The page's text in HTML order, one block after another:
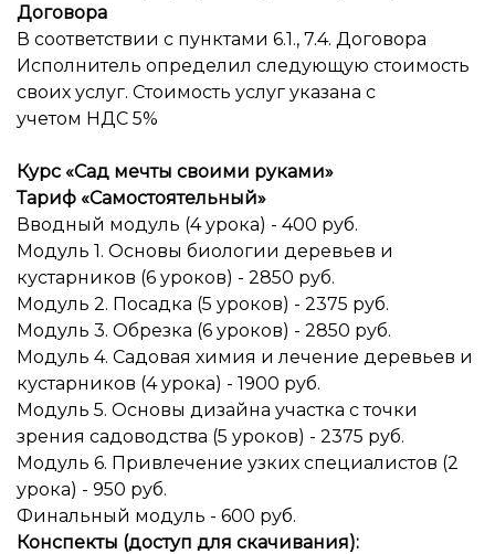
Договора
В соответствии с пунктами 6.1., 7.4. Договора
Исполнитель определил следующую стоимость
своих услуг. Стоимость услуг указана с
учетом НДС 5%
Курс «Сад мечты своими руками»
Тариф «Самостоятельный»
Вводный модуль (4 урока) - 400 руб.
Модуль 1. Основы биологии деревьев и
кустарников (6 уроков) - 2850 руб.
Модуль 2. Посадка (5 уроков) - 2375 руб.
Модуль 3. Обрезка (6 уроков) - 2850 руб.
Модуль 4. Садовая химия и лечение деревьев и
кустарников (4 урока) - 1900 руб.
Модуль 5. Основы дизайна участка с точки
зрения садоводства (5 уроков) - 2375 руб.
Модуль 6. Привлечение узких специалистов (2
урока) - 950 руб.
Финальный модуль - 600 руб.
Конспекты (доступ для скачивания):